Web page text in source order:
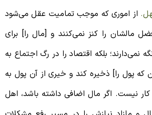
از اموری که موجب تمامیت عقل می‌شود
را کنز نمی‌کنند و [مال را] برای
بلکه اقتصاد را در رگ اجتماع به
پول را] ذخیره کند و خیری از آن پول به
نیست. اگر مال اضافی داشته باشد، اهل